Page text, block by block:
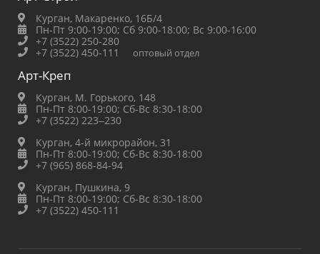
Курган, Макаренко, 16Б/4
Пн-Пт 9:00-19:00; Сб 9:00-18:00; Вс 9:00-16:00
+7 (3522) 250-280
+7 (3522) 450-111
оптовый отдел
Арт-Креп
Курган, М. Горького, 148
Пн-Пт 8:00-19:00; Сб-Вс 8:30-18:00
+7 (3522) 223‒230
Курган, 4-й микрорайон, 31
Пн-Пт 8:00-19:00; Сб-Вс 8:30-18:00
+7 (965) 868-84-94
Курган, Пушкина, 9
Пн-Пт 8:00-19:00; Сб-Вс 8:30-18:00
+7 (3522) 450-111